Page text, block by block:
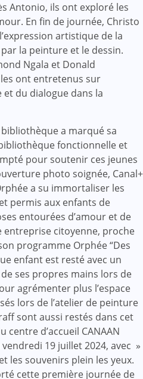
Antonio, ils ont exploré les
En fin de journée, Christo
artistique de la
la peinture et le dessin.
Ngala et Donald
ont entretenus sur
et du dialogue dans la
a marqué sa
fonctionnelle et
pour soutenir ces jeunes
photo soignée, Canal+
a su immortaliser les
permis aux enfants de
entourées d’amour et de
entreprise citoyenne, proche
programme Orphée “Des
enfant est resté avec un
ses propres mains lors de
agrémenter plus l’espace
lors de l’atelier de peinture
sont aussi restés dans cet
centre d’accueil CANAAN
19 juillet 2024, avec »
les souvenirs plein les yeux.
cette première journée de